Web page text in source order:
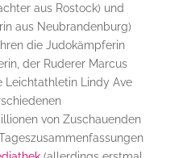
aus Rostock) und
aus Neubrandenburg)
die Judokämpferin
der Ruderer Marcus
Leichtathletin Lindy Ave
von Zuschauenden